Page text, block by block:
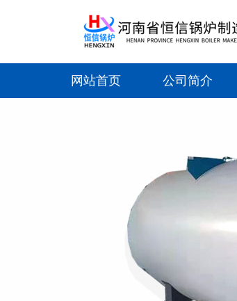
网站首页 公司简介